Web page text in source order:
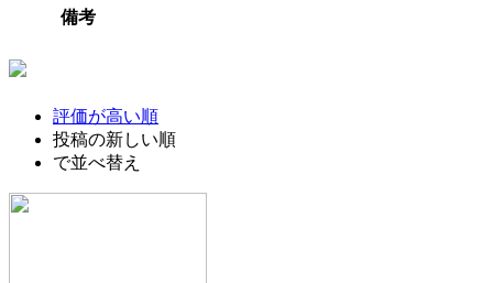
備考
評価が高い順
投稿の新しい順
で並べ替え